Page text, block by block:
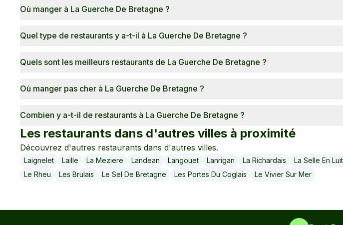
Où manger à La Guerche De Bretagne ?
Quel type de restaurants y a-t-il à La Guerche De Bretagne ?
Quels sont les meilleurs restaurants de La Guerche De Bretagne ?
Où manger pas cher à La Guerche De Bretagne ?
Combien y a-t-il de restaurants à La Guerche De Bretagne ?
Les restaurants dans d'autres villes à proximité
Découvrez d'autres restaurants dans d'autres villes.
Laignelet Laille La Meziere Landean Langouet Lanrigan La Richardais La Selle En
Le Rheu
Les Brulais Le Sel De Bretagne Les Portes Du Coglais Le Vivier Sur Mer